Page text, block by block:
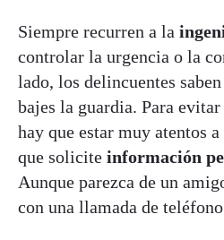
Siempre recurren a la
controlar la urgencia o la
lado, los delincuentes
bajes la guardia. Para
hay que estar muy atentos
que solicite información
Aunque parezca de un
con una llamada de